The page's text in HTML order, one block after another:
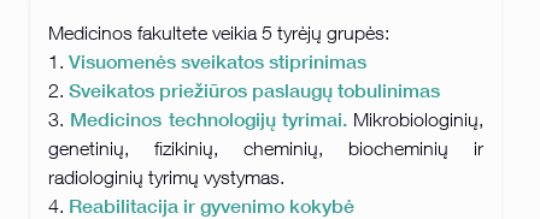
Medicinos fakultete veikia 5 tyrėjų grupės:
1. Visuomenės sveikatos stiprinimas
2. Sveikatos priežiūros paslaugų tobulinimas
3. Medicinos technologijų tyrimai.Mikrobiologinių,
genetinių, fizikinių, cheminių, biocheminių ir
radiologinių tyrimų vystymas.
4. Reabilitacija ir gyvenimo kokybė